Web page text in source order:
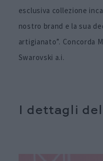
esclusiva collezione
nostro brand e la sua
artigianato”. Concorda
Swarovski a.i.
I dettagli